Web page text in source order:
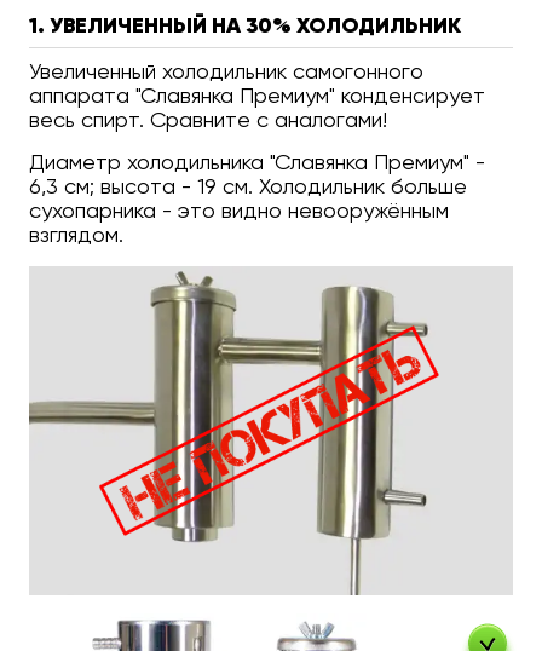
1. УВЕЛИЧЕННЫЙ НА 30% ХОЛОДИЛЬНИК
Увеличенный холодильник самогонного
аппарата "Славянка Премиум" конденсирует
весь спирт. Сравните с аналогами!
Диаметр холодильника "Славянка Премиум" -
6,3 см; высота - 19 см. Холодильник больше
сухопарника - это видно невооружённым
взглядом.